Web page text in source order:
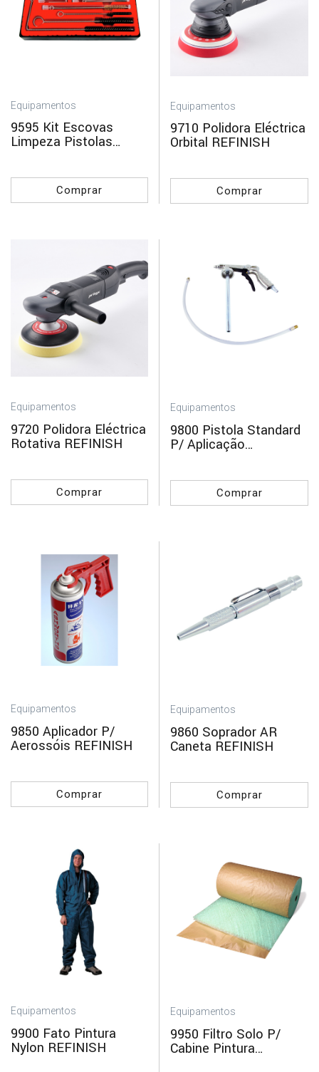
Equipamentos
9595 Kit Escovas
Limpeza Pistolas
Comprar
Equipamentos
9710 Polidora Eléctrica
Orbital REFINISH
Comprar
Equipamentos
9720 Polidora Eléctrica
Rotativa REFINISH
Comprar
Equipamentos
9800 Pistola Standard
P/ Aplicação
Comprar
Equipamentos
9850 Aplicador P/
Aerossóis REFINISH
Comprar
Equipamentos
9860 Soprador AR
Caneta REFINISH
Comprar
Equipamentos
9900 Fato Pintura
Nylon REFINISH
Equipamentos
9950 Filtro Solo P/
Cabine Pintura